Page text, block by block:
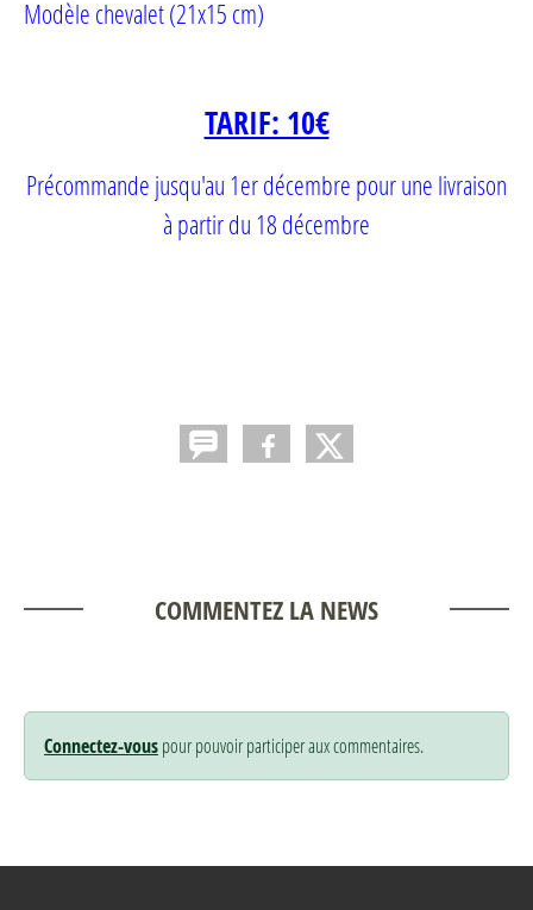
Modèle chevalet (21x15 cm)
TARIF: 10€
Précommande jusqu'au 1er décembre pour une livraison
à partir du 18 décembre
COMMENTEZ LA NEWS
Connectez-vouspour pouvoir participer aux commentaires.